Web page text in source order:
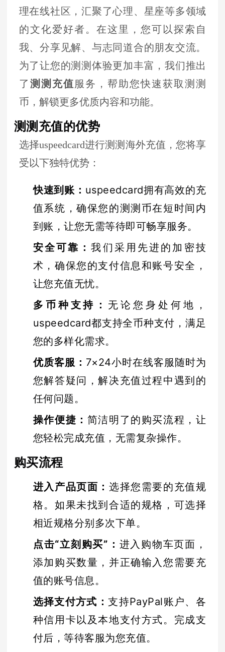
理在线社区，汇聚了心理、星座等多领域
的文化爱好者。在这里，您可以探索自
我、分享见解、与志同道合的朋友交流。
为了让您的测测体验更加丰富，我们推出
了 测测充值服务，帮助您快速获取测测
币，解锁更多优质内容和功能。
测测充值的优势
选择uspeedcard进行测测海外充值，您将享
受以下独特优势：
快速到账 ： uspeedcard拥有高效的充
值系统，确保您的测测币在短时间内
到账，让您无需等待即可畅享服务。
安全可靠 ：我们采用先进的加密技
术，确保您的支付信息和账号安全，
让您充值无忧。
多币种支持 ： 无论您身处何地，
uspeedcard都支持全币种支付，满足
您的多样化需求。
优质客服 ： 7×24小时在线客服随时为
您解答疑问，解决充值过程中遇到的
任何问题。
操作便捷 ： 简洁明了的购买流程，让
您轻松完成充值，无需复杂操作。
购买流程
进入产品页面 ： 选择您需要的充值规
格。如果未找到合适的规格，可选择
相近规格分别多次下单。
点击“立刻购买” ： 进入购物车页面，
添加购买数量，并正确输入您需要充
值的账号信息。
选择支付方式 ：支持PayPal账户、各
种信用卡以及本地支付方式。完成支
付后，等待客服为您充值。